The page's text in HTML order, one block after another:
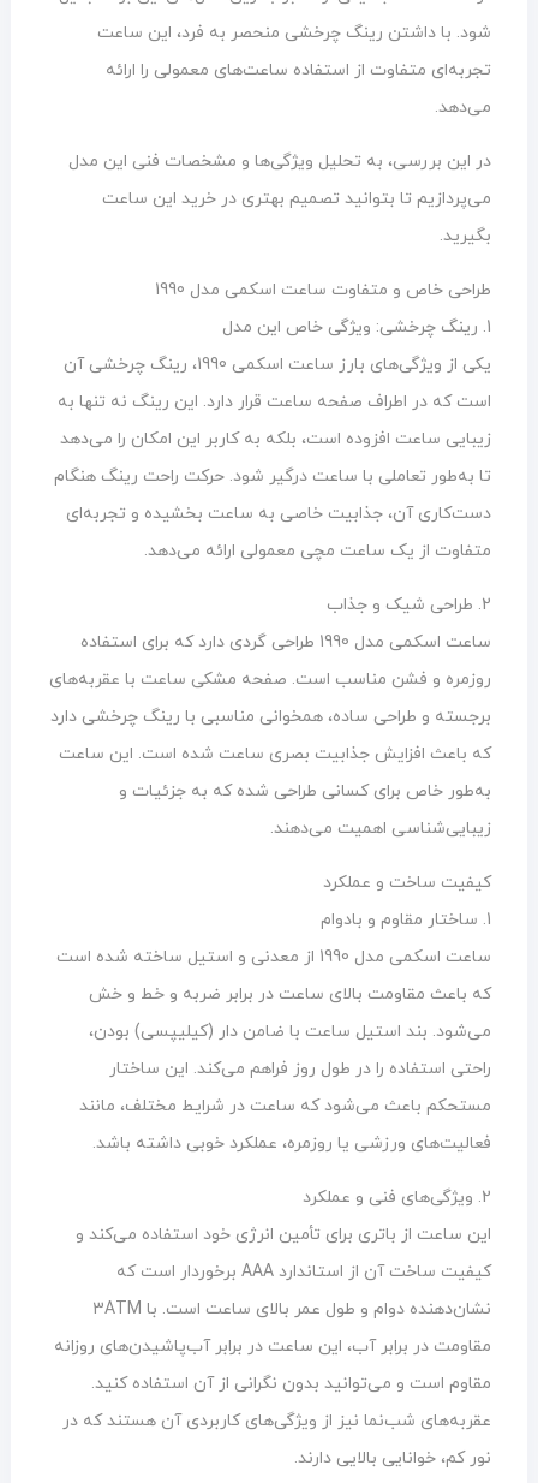
شود. با داشتن رینگ چرخشی منحصر به فرد، این ساعت
تجربه‌ای متفاوت از استفاده ساعت‌های معمولی را ارائه
می‌دهد.
در این بررسی، به تحلیل ویژگی‌ها و مشخصات فنی این مدل
می‌پردازیم تا بتوانید تصمیم بهتری در خرید این ساعت
بگیرید.
طراحی خاص و متفاوت ساعت اسکمی مدل 1990
1. رینگ چرخشی: ویژگی خاص این مدل
یکی از ویژگی‌های بارز ساعت اسکمی 1990، رینگ چرخشی آن
است که در اطراف صفحه ساعت قرار دارد. این رینگ نه تنها به
زیبایی ساعت افزوده است، بلکه به کاربر این امکان را می‌دهد
تا به‌طور تعاملی با ساعت درگیر شود. حرکت راحت رینگ هنگام
دست‌کاری آن، جذابیت خاصی به ساعت بخشیده و تجربه‌ای
متفاوت از یک ساعت مچی معمولی ارائه می‌دهد.
2. طراحی شیک و جذاب
ساعت اسکمی مدل 1990 طراحی گردی دارد که برای استفاده
روزمره و فشن مناسب است. صفحه مشکی ساعت با عقربه‌های
برجسته و طراحی ساده، همخوانی مناسبی با رینگ چرخشی دارد
که باعث افزایش جذابیت بصری ساعت شده است. این ساعت
به‌طور خاص برای کسانی طراحی شده که به جزئیات و
زیبایی‌شناسی اهمیت می‌دهند.
کیفیت ساخت و عملکرد
1. ساختار مقاوم و بادوام
ساعت اسکمی مدل 1990 از معدنی و استیل ساخته شده است
که باعث مقاومت بالای ساعت در برابر ضربه و خط و خش
می‌شود. بند استیل ساعت با ضامن دار (کیلیپسی) بودن،
راحتی استفاده را در طول روز فراهم می‌کند. این ساختار
مستحکم باعث می‌شود که ساعت در شرایط مختلف، مانند
فعالیت‌های ورزشی یا روزمره، عملکرد خوبی داشته باشد.
2. ویژگی‌های فنی و عملکرد
این ساعت از باتری برای تأمین انرژی خود استفاده می‌کند و
کیفیت ساخت آن از استاندارد AAA برخوردار است که
نشان‌دهنده دوام و طول عمر بالای ساعت است. با 3ATM
مقاومت در برابر آب، این ساعت در برابر آب‌پاشیدن‌های روزانه
مقاوم است و می‌توانید بدون نگرانی از آن استفاده کنید.
عقربه‌های شب‌نما نیز از ویژگی‌های کاربردی آن هستند که در
نور کم، خوانایی بالایی دارند.